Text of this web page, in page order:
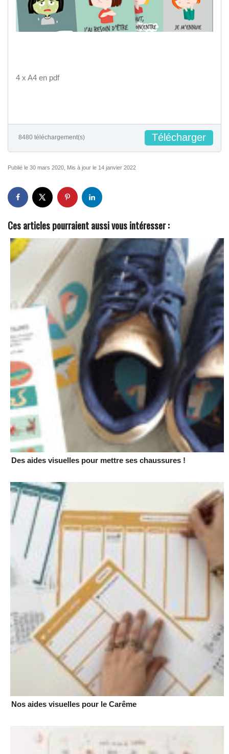
4 x A4 en pdf
8480 téléchargement(s) Télécharger
Publié le 30 mars 2020, Mis à jour le 14 janvier 2022
Ces articles pourraient aussi vous intéresser :
Des aides visuelles pour mettre ses chaussures !
Nos aides visuelles pour le Carême